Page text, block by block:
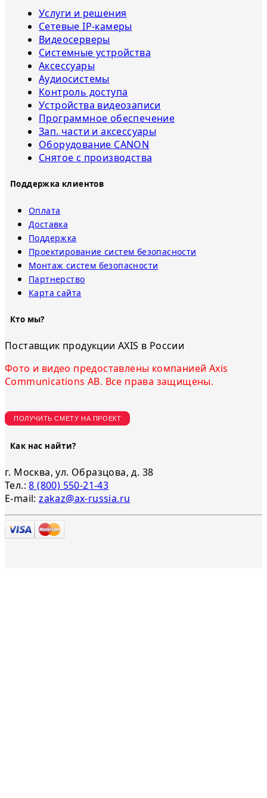
Услуги и решения
Сетевые IP-камеры
Видеосерверы
Системные устройства
Аксессуары
Аудиосистемы
Контроль доступа
Устройства видеозаписи
Программное обеспечение
Зап. части и аксессуары
Оборудование CANON
Снятое с прoизвoдства
Поддержка клиентов
Оплата
Доставка
Поддержка
Проектирование систем безопасности
Монтаж систем безопасности
Партнерство
Карта сайта
Кто мы?
Поставщик продукции AXIS в России
Фото и видео предоставлены компанией Axis
Communications AB. Все права защищены.
ПОЛУЧИТЬ СМЕТУ НА ПРОЕКТ
Как нас найти?
г. Москва, ул. Образцова, д. 38
Тел.:8 (800) 550-21-43
E-mail:zakaz@ax-russia.ru